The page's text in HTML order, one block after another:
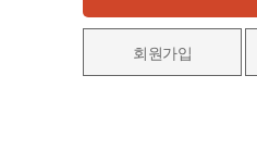
회원가입